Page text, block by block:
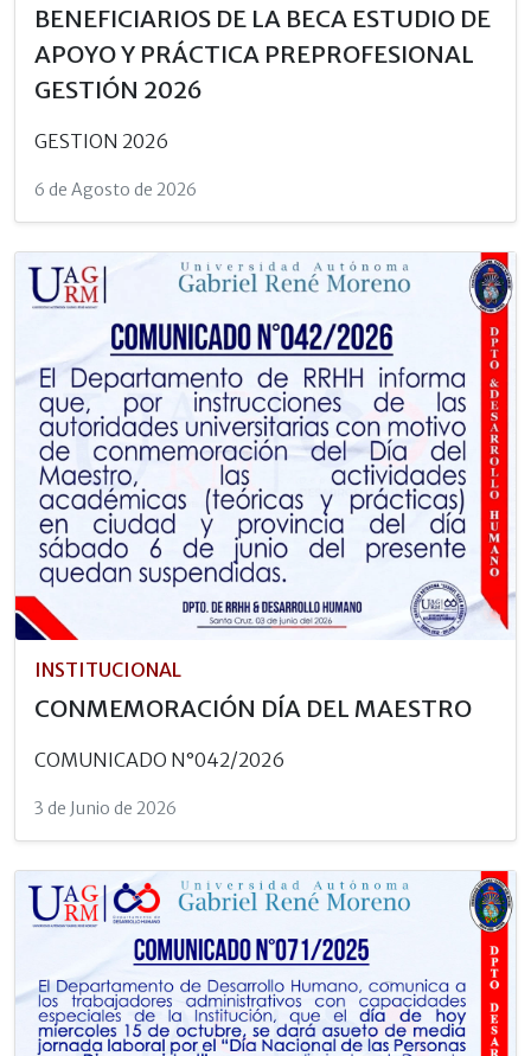
BENEFICIARIOS DE LA BECA ESTUDIO DE
APOYO Y PRÁCTICA PREPROFESIONAL
GESTIÓN 2026
GESTION 2026
6 de Agosto de 2026
INSTITUCIONAL
CONMEMORACIÓN DÍA DEL MAESTRO
COMUNICADO N°042/2026
3 de Junio de 2026